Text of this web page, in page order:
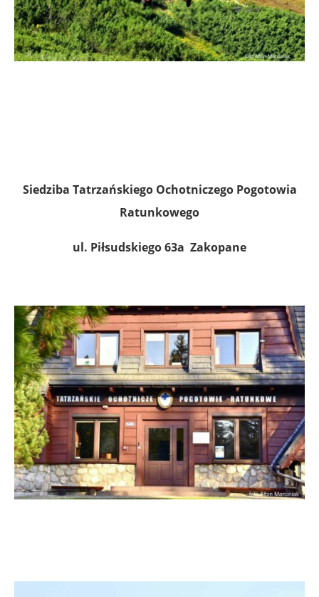
Siedziba Tatrzańskiego Ochotniczego Pogotowia
Ratunkowego
ul. Piłsudskiego 63a Zakopane